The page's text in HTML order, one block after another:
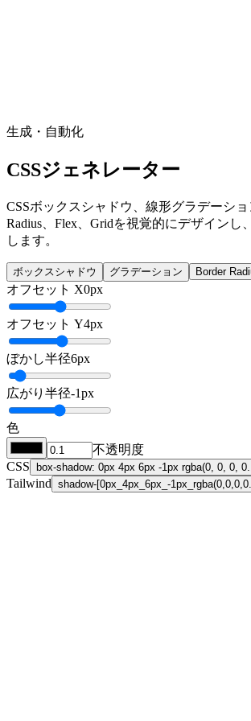
生成・自動化
CSSジェネレーター
CSSボックスシャドウ、線形グラデーショ
Radius、Flex、Gridを視覚的にデザインし
します。
ボックスシャドウ グラデーション Border
オフセット X0px
オフセット Y4px
ぼかし半径6px
広がり半径-1px
色
不透明度
CSS
box-shadow: 0px 4px 6px -1px rgba(0, 0, 0,
Tailwind shadow-[0px_4px_6px_-